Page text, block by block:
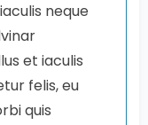
neque
et iaculis
felis, eu
quis